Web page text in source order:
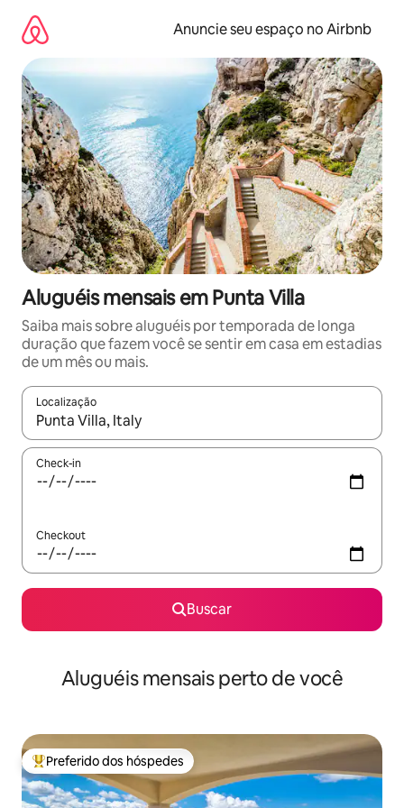
para
conteúdo
Anuncie seu espaço no Airbnb
Aluguéis mensais em Punta Villa
Saiba mais sobre aluguéis por temporada de longa
duração que fazem você se sentir em casa em estadias
de um mês ou mais.
Localização
Quando os resultados estiverem disponíveis, explore-os
Check-in
Checkout
Buscar
Aluguéis mensais perto de você
Entre os melhores preferidos dos hóspedes
Preferido dos hóspedes